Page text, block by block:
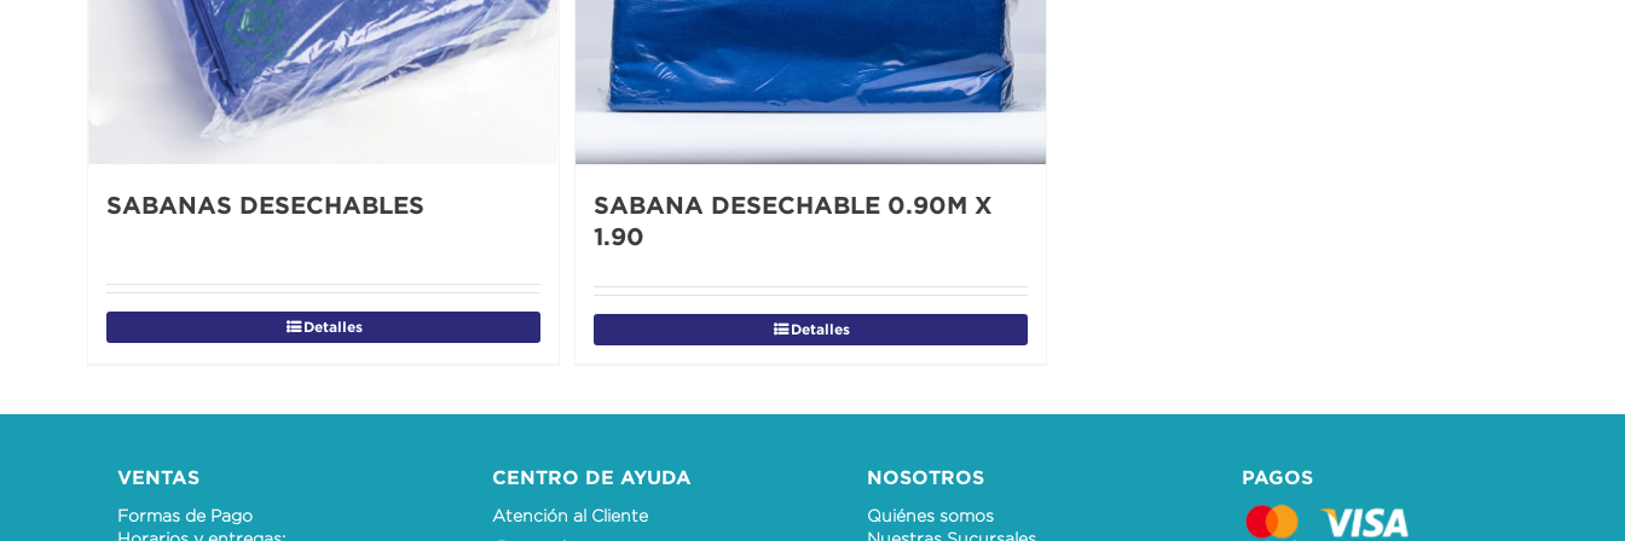
SABANAS DESECHABLES
Detalles
SABANA DESECHABLE 0.90M X
1.90
Detalles
VENTAS
Formas de Pago
CENTRO DE AYUDA
Atención al Cliente
NOSOTROS
Quiénes somos
PAGOS